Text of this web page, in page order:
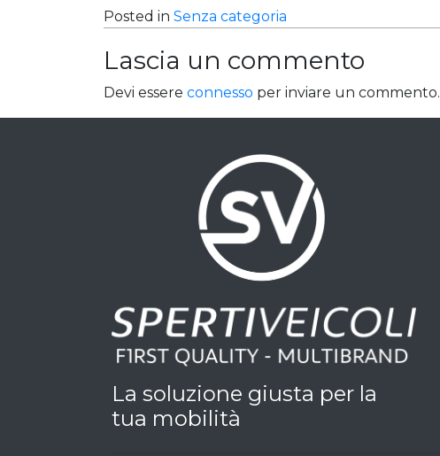
Posted in Senza categoria
Lascia un commento
Devi essere connesso per inviare un commento.
La soluzione giusta per la
tua mobilità